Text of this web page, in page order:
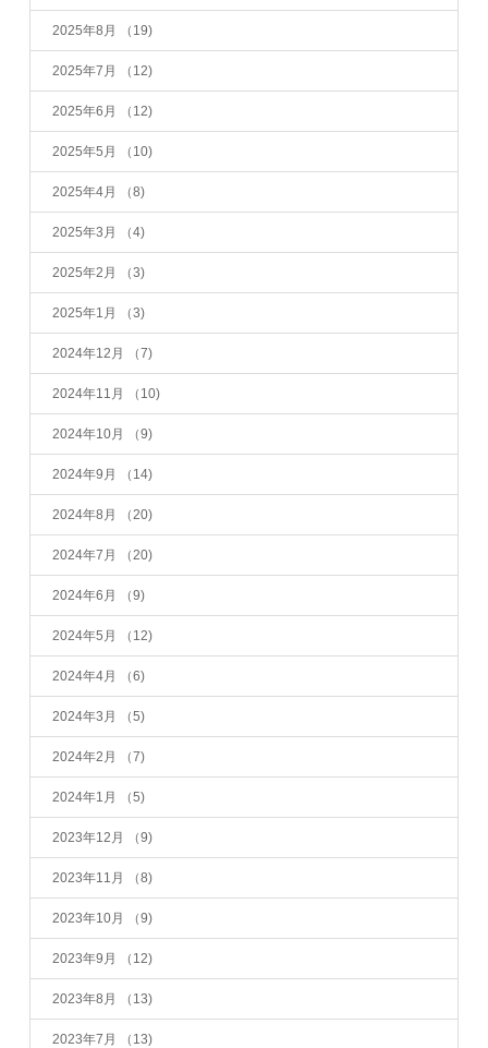
2025年8月 （19)
2025年7月 （12)
2025年6月 （12)
2025年5月 （10)
2025年4月 （8)
2025年3月 （4)
2025年2月 （3)
2025年1月 （3)
2024年12月 （7)
2024年11月 （10)
2024年10月 （9)
2024年9月 （14)
2024年8月 （20)
2024年7月 （20)
2024年6月 （9)
2024年5月 （12)
2024年4月 （6)
2024年3月 （5)
2024年2月 （7)
2024年1月 （5)
2023年12月 （9)
2023年11月 （8)
2023年10月 （9)
2023年9月 （12)
2023年8月 （13)
2023年7月 （13)